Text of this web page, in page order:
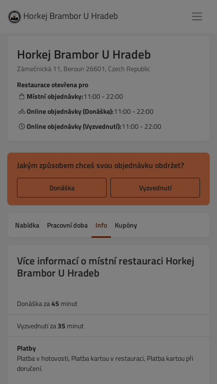
Horkej Brambor U Hradeb
Horkej Brambor U Hradeb
Zámečnická 11, Beroun 26601, Czech Republic
Restaurace otevřena pro
Místní objednávky:11:00 - 22:00
Online objednávky (Donáška):11:00 - 22:00
Online objednávky (Vyzvednutí):11:00 - 22:00
Jakým způsobem chceš svou objednávku obdržet?
Donáška Vyzvednutí
Nabídka Pracovní doba Info Kupóny
Více informací o místní restauraci Horkej
Brambor U Hradeb
Donáška za45 minut
Vyzvednutí za35 minut
Platby
Platba v hotovosti, Platba kartou v restauraci, Platba kartou při
doručení.